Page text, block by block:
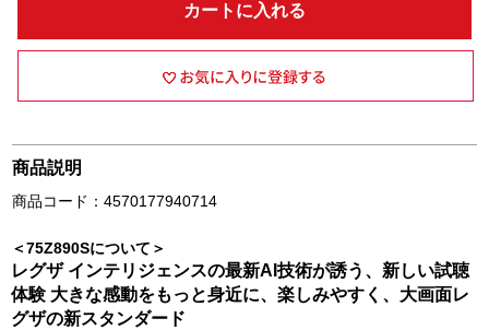
カートに入れる
商品説明
商品コード：4570177940714
＜75Z890Sについて＞
レグザ インテリジェンスの最新AI技術が誘う、新しい試聴
体験 大きな感動をもっと身近に、楽しみやすく、大画面レ
グザの新スタンダード